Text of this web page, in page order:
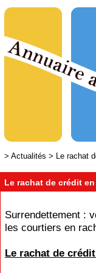
> Actualités > Le rachat
Le rachat de crédit
Surrendettement :
les courtiers en
Le rachat de